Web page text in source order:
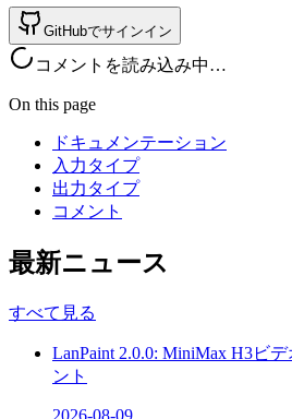
GitHubでサインイン
コメントを読み込み中…
On this page
ドキュメンテーション
入力タイプ
出力タイプ
コメント
最新ニュース
すべて見る
LanPaint 2.0.0: MiniMax H3ビ
ント
2026-08-09